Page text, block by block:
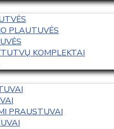
PLAUTUVĖS
KOMPLEKTAI
PRAUSTUVAI